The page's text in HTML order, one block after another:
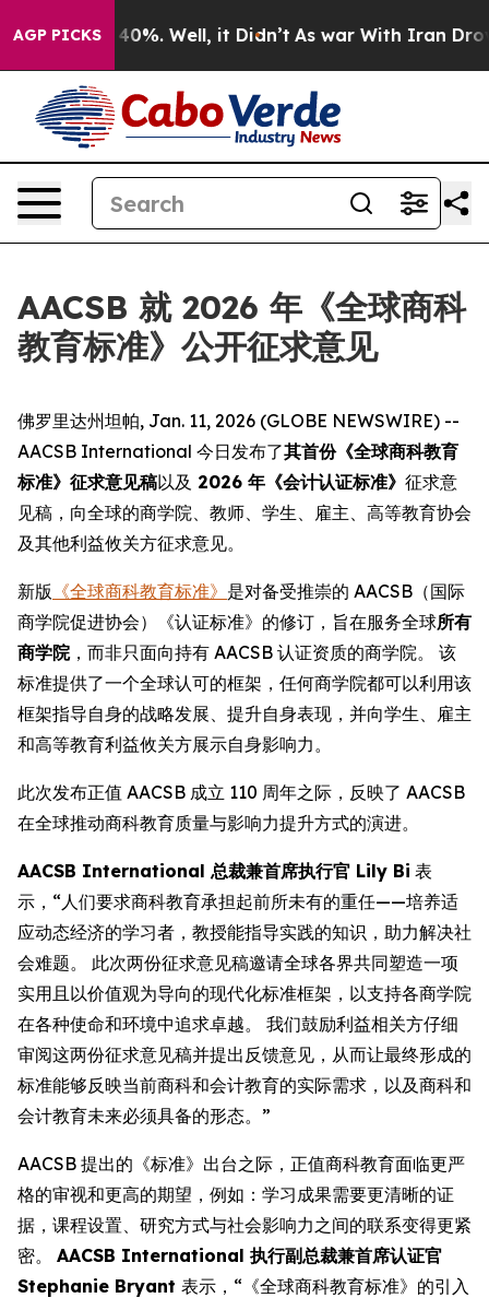
AGP PICKS40%. Well, it Didn’t As war With Iran Drove
AACSB 就 2026 年《全球商科
教育标准》公开征求意见
佛罗里达州坦帕, Jan. 11, 2026 (GLOBE NEWSWIRE) --
AACSB International 今日发布了其首份《全球商科教育
标准》征求意见稿以及 2026 年《会计认证标准》 征求意
见稿，向全球的商学院、教师、学生、雇主、高等教育协会
及其他利益攸关方征求意见。
新版 《全球商科教育标准》 是对备受推崇的 AACSB（国际
商学院促进协会）《认证标准》的修订，旨在服务全球所有
商学院，而非只面向持有 AACSB 认证资质的商学院。 该
标准提供了一个全球认可的框架，任何商学院都可以利用该
框架指导自身的战略发展、提升自身表现，并向学生、雇主
和高等教育利益攸关方展示自身影响力。
此次发布正值 AACSB 成立 110 周年之际，反映了 AACSB
在全球推动商科教育质量与影响力提升方式的演进。
AACSB International 总裁兼首席执行官 Lily Bi 表
示，“人们要求商科教育承担起前所未有的重任——培养适
应动态经济的学习者，教授能指导实践的知识，助力解决社
会难题。 此次两份征求意见稿邀请全球各界共同塑造一项
实用且以价值观为导向的现代化标准框架，以支持各商学院
在各种使命和环境中追求卓越。 我们鼓励利益相关方仔细
审阅这两份征求意见稿并提出反馈意见，从而让最终形成的
标准能够反映当前商科和会计教育的实际需求，以及商科和
会计教育未来必须具备的形态。”
AACSB 提出的《标准》出台之际，正值商科教育面临更严
格的审视和更高的期望，例如：学习成果需要更清晰的证
据，课程设置、研究方式与社会影响力之间的联系变得更紧
密。 AACSB International 执行副总裁兼首席认证官
Stephanie Bryant 表示，“《全球商科教育标准》的引入